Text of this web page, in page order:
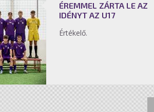
ÉREMMEL ZÁRTA LE AZ
IDÉNYT AZ U17
Értékelő.